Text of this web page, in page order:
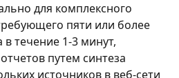
для комплексного
пяти или более
течение 1-3 минут,
путем синтеза
источников в веб-сети